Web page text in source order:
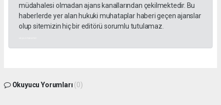
müdahalesi olmadan ajans kanallarından çekilmektedir. Bu
haberlerde yer alan hukuki muhataplar haberi geçen ajanslar
olup sitemizin hiç bir editörü sorumlu tutulamaz.
Okuyucu Yorumları (0)